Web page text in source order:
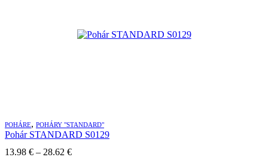
POHÁRE, POHÁRY "STANDARD"
Pohár STANDARD S0129
13.98 € – 28.62 €Price